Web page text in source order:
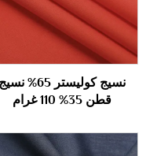
نسيج كوليستر 65% نسيج
قطن 35% 110 غرام